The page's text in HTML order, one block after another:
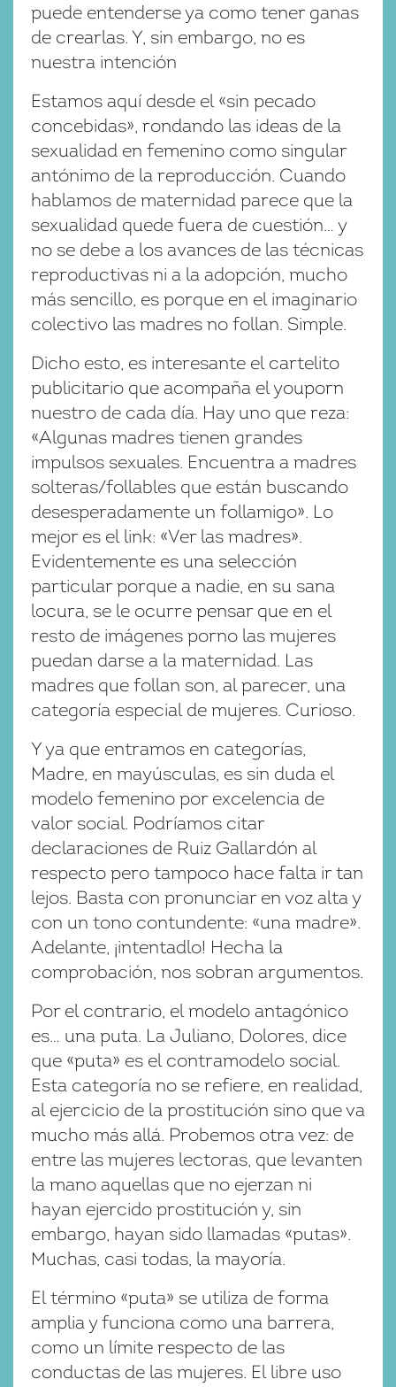
puede entenderse ya como tener ganas
de crearlas. Y, sin embargo, no es
nuestra intención
Estamos aquí desde el «sin pecado
concebidas», rondando las ideas de la
sexualidad en femenino como singular
antónimo de la reproducción. Cuando
hablamos de maternidad parece que la
sexualidad quede fuera de cuestión… y
no se debe a los avances de las técnicas
reproductivas ni a la adopción, mucho
más sencillo, es porque en el imaginario
colectivo las madres no follan. Simple.
Dicho esto, es interesante el cartelito
publicitario que acompaña el youporn
nuestro de cada día. Hay uno que reza:
«Algunas madres tienen grandes
impulsos sexuales. Encuentra a madres
solteras/follables que están buscando
desesperadamente un follamigo». Lo
mejor es el link: «Ver las madres».
Evidentemente es una selección
particular porque a nadie, en su sana
locura, se le ocurre pensar que en el
resto de imágenes porno las mujeres
puedan darse a la maternidad. Las
madres que follan son, al parecer, una
categoría especial de mujeres. Curioso.
Y ya que entramos en categorías,
Madre, en mayúsculas, es sin duda el
modelo femenino por excelencia de
valor social. Podríamos citar
declaraciones de Ruiz Gallardón al
respecto pero tampoco hace falta ir tan
lejos. Basta con pronunciar en voz alta y
con un tono contundente: «una madre».
Adelante, ¡intentadlo! Hecha la
comprobación, nos sobran argumentos.
Por el contrario, el modelo antagónico
es… una puta. La Juliano, Dolores, dice
que «puta» es el contramodelo social.
Esta categoría no se refiere, en realidad,
al ejercicio de la prostitución sino que va
mucho más allá. Probemos otra vez: de
entre las mujeres lectoras, que levanten
la mano aquellas que no ejerzan ni
hayan ejercido prostitución y, sin
embargo, hayan sido llamadas «putas».
Muchas, casi todas, la mayoría.
El término «puta» se utiliza de forma
amplia y funciona como una barrera,
como un límite respecto de las
conductas de las mujeres. El libre uso